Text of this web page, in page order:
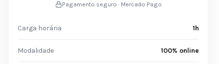
Pagamento seguro · Mercado Pago
Carga horária 1h
Modalidade 100% online